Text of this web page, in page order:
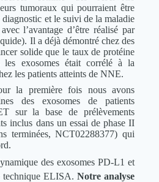
tumoraux qui pourraient être
et le suivi de la maladie
l’avantage d’être réalisé par
Il a déjà démontré chez des
solide que le taux de protéine
les exosomes était corrélé à la
les patients atteints de NNE.
la première fois nous avons
des exosomes de patients
sur la base de prélèvements
inclus dans un essai de phase II
terminées, NCT02288377) qui
des exosomes PD-L1 et
technique ELISA. Notre analyse